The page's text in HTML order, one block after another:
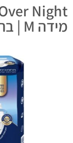
מידה M | בריז אוברנייט מידה מדיום